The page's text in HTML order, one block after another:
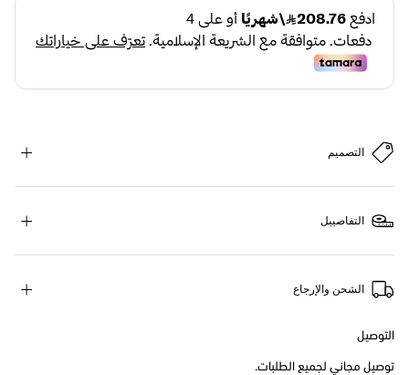
التصميم
التفاصييل
الشحن والإرجاع
التوصيل
توصيل مجاني لجميع الطلبات.